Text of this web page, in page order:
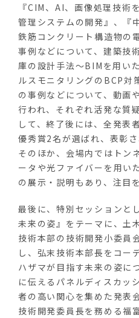
『CIM、AI、画像処理技術
管理システムの開発』、『
鉄筋コンクリート構造物の
事例などについて、建築技
庫の設計手法～BIMを用い
ルスモニタリングのBCP対
の事例などについて、動画
行われ、それぞれ活発な質
して、終了後には、全発表
優秀賞2名が選ばれ、表彰さ
そのほか、会場内ではトン
ータや光ファイバーを用い
の展示・説明もあり、注目
最後に、特別セッションと
未来の姿』をテーマに、土
技術本部の技術開発小委員
し、弘末技術本部長をコー
ハザマが目指す未来の姿に
に伝えるパネルディスカッ
者の高い関心を集めた発表
技術開発委員長を務める福